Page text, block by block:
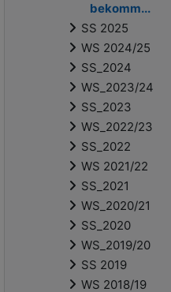
bekomm...
SS 2025
WS 2024/25
SS_2024
WS_2023/24
SS_2023
WS_2022/23
SS_2022
WS 2021/22
SS_2021
WS_2020/21
SS_2020
WS_2019/20
SS 2019
WS 2018/19